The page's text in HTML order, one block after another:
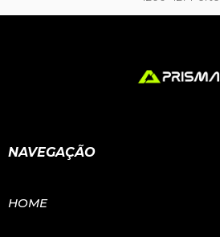
NAVEGAÇÃO
HOME